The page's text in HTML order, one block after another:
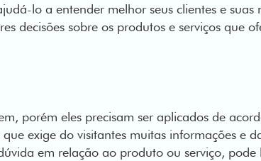
lo a entender melhor seus clientes e suas
decisões sobre os produtos e serviços que
porém eles precisam ser aplicados de
exige do visitantes muitas informações e
em relação ao produto ou serviço, pode